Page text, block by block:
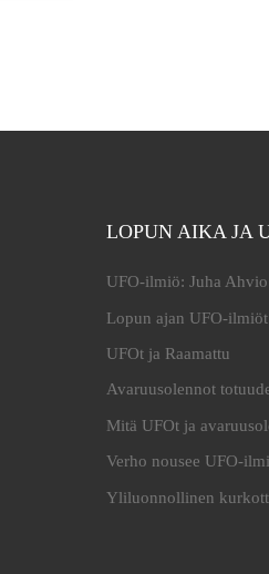
LOPUN AIKA JA
UFO-ilmiö: Juha Ahvio
Lopun ajan UFO-ilmiöt
UFOt ja Raamattu
Avaruusolennot
Mitä UFOt ja
Verho nousee UFO-
Yliluonnollinen